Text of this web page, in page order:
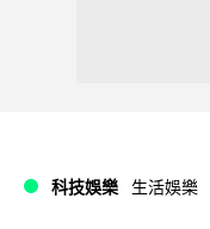
科技娛樂 生活娛樂